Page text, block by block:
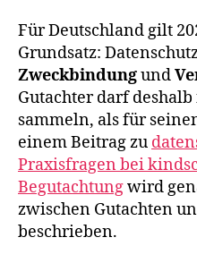
Für Deutschland gilt
Grundsatz:
Zweckbindungund
Gutachter darf
sammeln, als für
einem Beitrag zu
Praxisfragen bei
Begutachtungwird
zwischen Gutachten
beschrieben.